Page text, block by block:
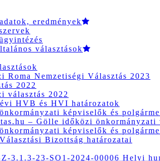
eredmények
választások
Roma Nemzetiségi Választás 2023
2022
választás 2022
HVB és HVI határozatok
képviselők és
– Gölle időközi
képviselők és
Bizottság határozatai
3.1.3-23-SO1-2024-00006 Helyi